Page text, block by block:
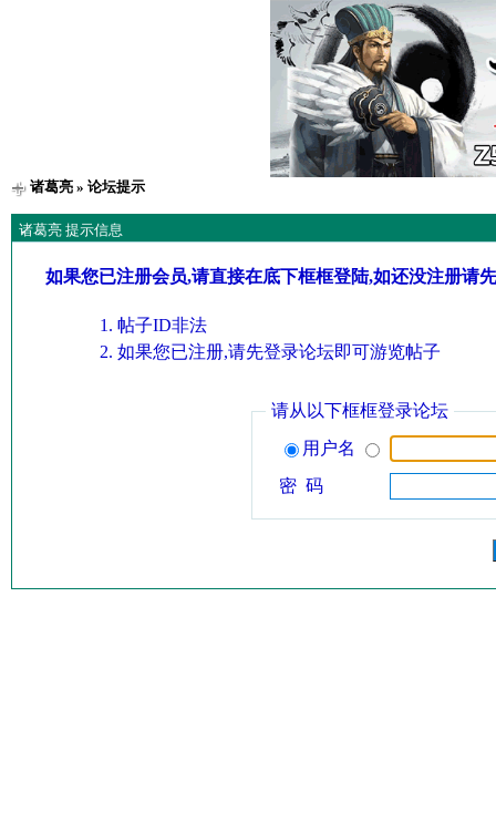
诸葛亮» 论坛提示
诸葛亮 提示信息
如果您已注册会员,请直接在底下框框登陆,如还没注册请
帖子ID非法
如果您已注册,请先登录论坛即可游览帖子
请从以下框框登录论坛
用户名
密 码